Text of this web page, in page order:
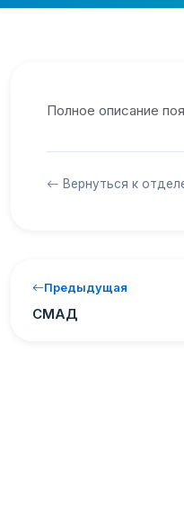
Полное описание
Вернуться к
Предыдущая
СМАД